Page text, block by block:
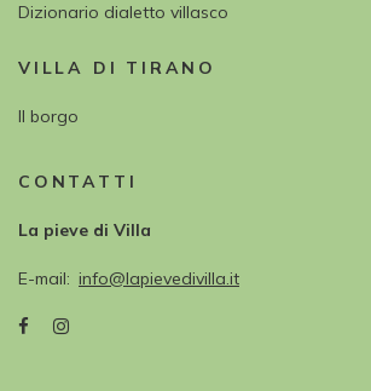
Dizionario dialetto villasco
VILLA DI TIRANO
Il borgo
CONTATTI
La pieve di Villa
E-mail info@lapievedivilla.it